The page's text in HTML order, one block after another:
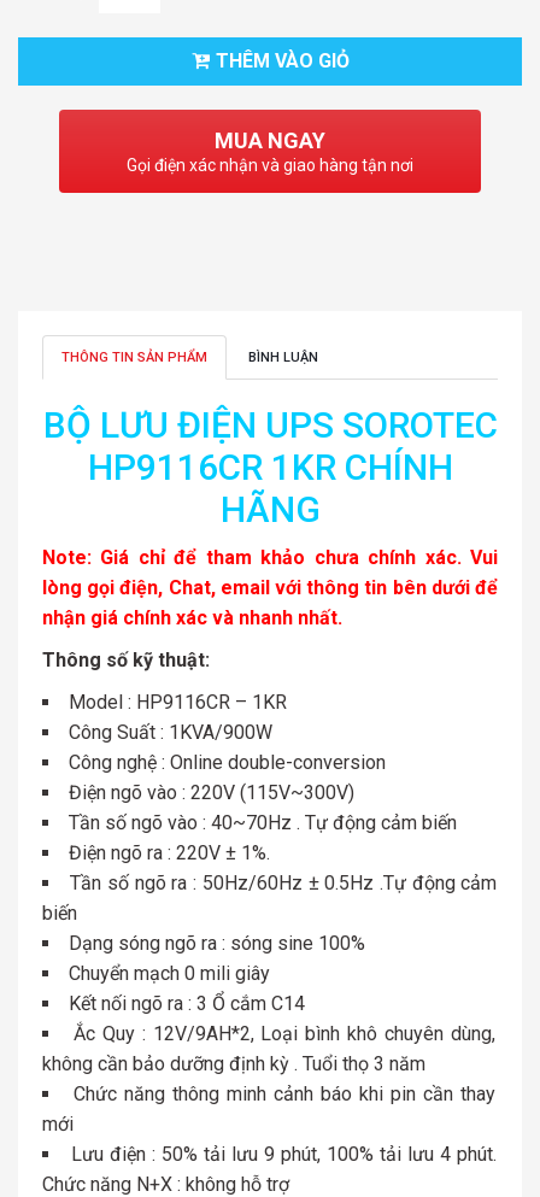
THÊM VÀO GIỎ
MUA NGAY
Gọi điện xác nhận và giao hàng tận nơi
THÔNG TIN SẢN PHẨM BÌNH LUẬN
BỘ LƯU ĐIỆN UPS SOROTEC
HP9116CR 1KR CHÍNH
HÃNG
Note: Giá chỉ để tham khảo chưa chính xác. Vui
lòng gọi điện, Chat, email với thông tin bên dưới để
nhận giá chính xác và nhanh nhất.
Thông số kỹ thuật:
Model : HP9116CR – 1KR
Công Suất : 1KVA/900W
Công nghệ : Online double-conversion
Điện ngõ vào : 220V (115V~300V)
Tần số ngõ vào : 40~70Hz . Tự động cảm biến
Điện ngõ ra : 220V ± 1%.
Tần số ngõ ra : 50Hz/60Hz ± 0.5Hz .Tự động cảm
biến
Dạng sóng ngõ ra : sóng sine 100%
Chuyển mạch 0 mili giây
Kết nối ngõ ra : 3 Ổ cắm C14
Ắc Quy : 12V/9AH*2, Loại bình khô chuyên dùng,
không cần bảo dưỡng định kỳ . Tuổi thọ 3 năm
Chức năng thông minh cảnh báo khi pin cần thay
mới
Lưu điện : 50% tải lưu 9 phút, 100% tải lưu 4 phút.
Chức năng N+X : không hỗ trợ